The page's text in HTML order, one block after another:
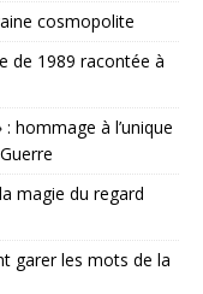
cosmopolite
de 1989 racontée à
hommage à l’unique
magie du regard
garer les mots de la